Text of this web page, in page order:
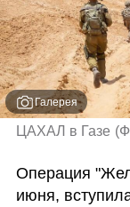
Галерея
ЦАХАЛ в Газе (
Операция
июня,